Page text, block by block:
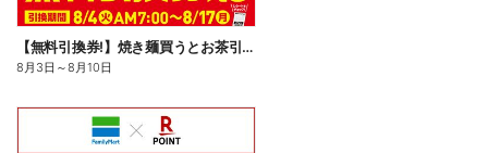
【無料引換券!】焼き麺買うとお茶引換券貰える!
8月3日 ～8月10日